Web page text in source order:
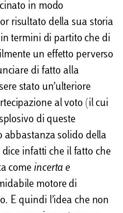
in modo
risultato della sua storia
termini di partito che di
un effetto perverso
di fatto alla
stato un’ulteriore
al voto (il cui
di queste
abbastanza solido della
infatti che il fatto che
come incerta e
motore di
E quindi l’idea che non